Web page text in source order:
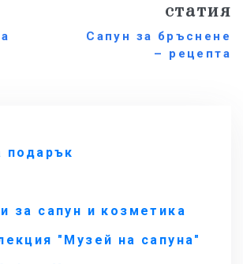
статия
Сапун за бръснене
– рецепта
подарък
за сапун и козметика
"Музей на сапуна"